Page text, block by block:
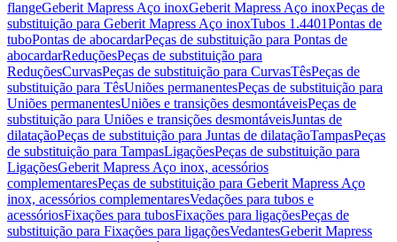
flangeGeberit Mapress Aço inoxGeberit Mapress Aço inoxPeças de
substituição para Geberit Mapress Aço inoxTubos 1.4401Pontas de
tuboPontas de abocardarPeças de substituição para Pontas de
abocardarReduçõesPeças de substituição para
ReduçõesCurvasPeças de substituição para CurvasTêsPeças de
substituição para TêsUniões permanentesPeças de substituição para
Uniões permanentesUniões e transições desmontáveisPeças de
substituição para Uniões e transições desmontáveisJuntas de
dilataçãoPeças de substituição para Juntas de dilataçãoTampasPeças
de substituição para TampasLigaçõesPeças de substituição para
LigaçõesGeberit Mapress Aço inox, acessórios
complementaresPeças de substituição para Geberit Mapress Aço
inox, acessórios complementaresVedações para tubos e
acessóriosFixações para tubosFixações para ligaçõesPeças de
substituição para Fixações para ligaçõesVedantesGeberit Mapress